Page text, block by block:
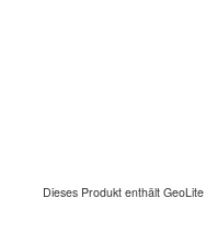
Dieses Produkt enthält GeoLite